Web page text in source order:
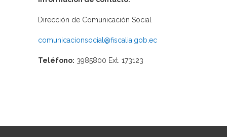
Dirección de Comunicación Social
comunicacionsocial@fiscalia.gob.ec
Teléfono: 3985800 Ext. 173123